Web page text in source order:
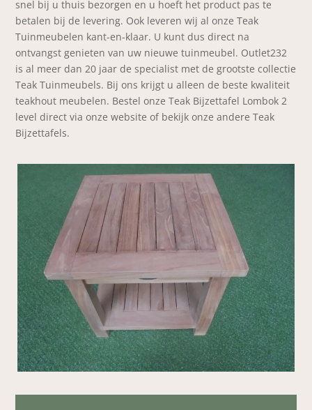
snel bij u thuis bezorgen en u hoeft het product pas te
betalen bij de levering. Ook leveren wij al onze Teak
Tuinmeubelen kant-en-klaar. U kunt dus direct na
ontvangst genieten van uw nieuwe tuinmeubel. Outlet232
is al meer dan 20 jaar de specialist met de grootste collectie
Teak Tuinmeubels. Bij ons krijgt u alleen de beste kwaliteit
teakhout meubelen. Bestel onze Teak Bijzettafel Lombok 2
level direct via onze website of bekijk onze andere Teak
Bijzettafels.